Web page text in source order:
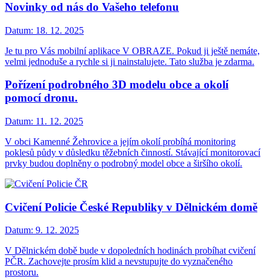
Novinky od nás do Vašeho telefonu
Datum: 18. 12. 2025
Je tu pro Vás mobilní aplikace V OBRAZE. Pokud ji ještě nemáte,
velmi jednoduše a rychle si ji nainstalujete. Tato služba je zdarma.
Pořízení podrobného 3D modelu obce a okolí
pomocí dronu.
Datum: 11. 12. 2025
V obci Kamenné Žehrovice a jejím okolí probíhá monitoring
poklesů půdy v důsledku těžebních činností. Stávající monitorovací
prvky budou doplněny o podrobný model obce a širšího okolí.
Cvičení Policie České Republiky v Dělnickém domě
Datum: 9. 12. 2025
V Dělnickém době bude v dopoledních hodinách probíhat cvičení
PČR. Zachovejte prosím klid a nevstupujte do vyznačeného
prostoru.